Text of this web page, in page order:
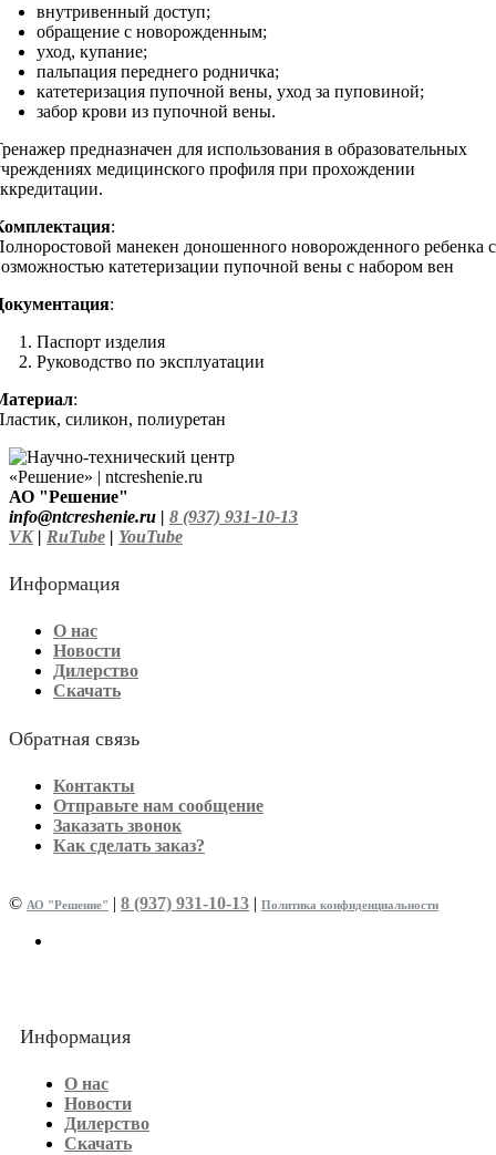
внутривенный доступ;
обращение с новорожденным;
уход, купание;
пальпация переднего родничка;
катетеризация пупочной вены, уход за пуповиной;
забор крови из пупочной вены.
предназначен для использования в образовательных
медицинского профиля при прохождении
:
манекен доношенного новорожденного ребенка с
катетеризации пупочной вены с набором вен
:
Паспорт изделия
Руководство по эксплуатации
:
силикон, полиуретан
АО "Решение"
info@ntcreshenie.ru | 8 (937) 931-10-13
VK| RuTube | YouTube
Информация
О нас
Новости
Дилерство
Скачать
Обратная связь
Контакты
Отправьте нам сообщение
Заказать звонок
Как сделать заказ?
© АО "Решение" | 8 (937) 931-10-13 | Политика конфиденциальности
Информация
О нас
Новости
Дилерство
Скачать